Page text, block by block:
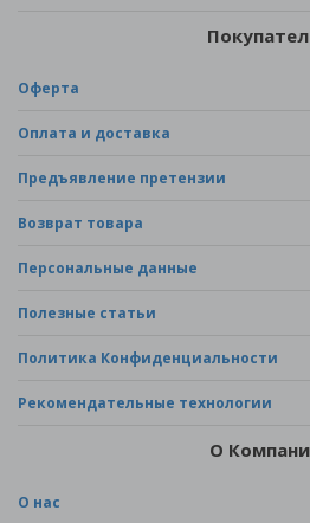
Оферта
Оплата и доставка
Предъявление претензии
Возврат товара
Персональные данные
Полезные статьи
Политика Конфиденциальности
Рекомендательные технологии
О
О нас